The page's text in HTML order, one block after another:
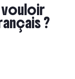
vouloir
?